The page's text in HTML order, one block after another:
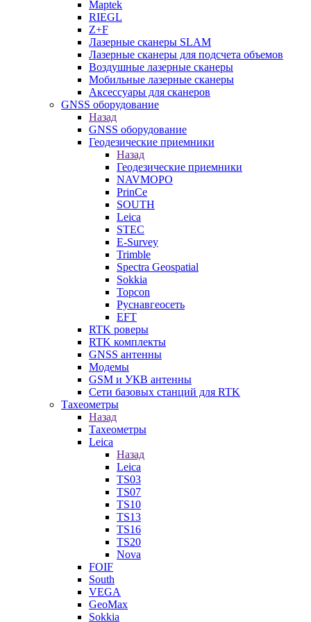
Maptek
RIEGL
Z+F
Лазерные сканеры SLAM
Лазерные сканеры для подсчета объемов
Воздушные лазерные сканеры
Мобильные лазерные сканеры
Аксессуары для сканеров
GNSS оборудование
Назад
GNSS оборудование
Геодезические приемники
Назад
Геодезические приемники
NAVMOPO
PrinCe
SOUTH
Leica
STEC
E-Survey
Trimble
Spectra Geospatial
Sokkia
Topcon
Руснавгеосеть
EFT
RTK роверы
RTK комплекты
GNSS антенны
Модемы
GSM и УКВ антенны
Сети базовых станций для RTK
Тахеометры
Назад
Тахеометры
Leica
Назад
Leica
TS03
TS07
TS10
TS13
TS16
TS20
Nova
FOIF
South
VEGA
GeoMax
Sokkia